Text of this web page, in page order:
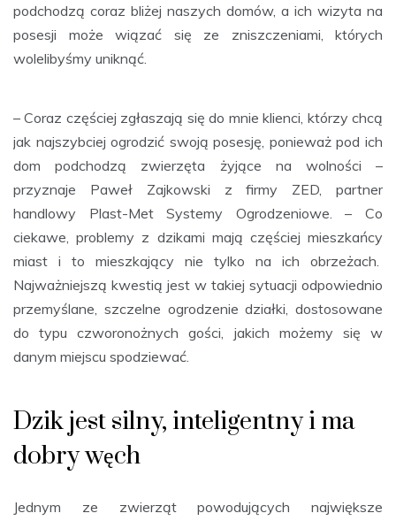
podchodzą coraz bliżej naszych domów, a ich wizyta na
posesji może wiązać się ze zniszczeniami, których
wolelibyśmy uniknąć.
– Coraz częściej zgłaszają się do mnie klienci, którzy chcą
jak najszybciej ogrodzić swoją posesję, ponieważ pod ich
dom podchodzą zwierzęta żyjące na wolności –
przyznaje Paweł Zajkowski z firmy ZED, partner
handlowy Plast-Met Systemy Ogrodzeniowe. – Co
ciekawe, problemy z dzikami mają częściej mieszkańcy
miast i to mieszkający nie tylko na ich obrzeżach.
Najważniejszą kwestią jest w takiej sytuacji odpowiednio
przemyślane, szczelne ogrodzenie działki, dostosowane
do typu czworonożnych gości, jakich możemy się w
danym miejscu spodziewać.
Dzik jest silny, inteligentny i ma
dobry węch
Jednym ze zwierząt powodujących największe